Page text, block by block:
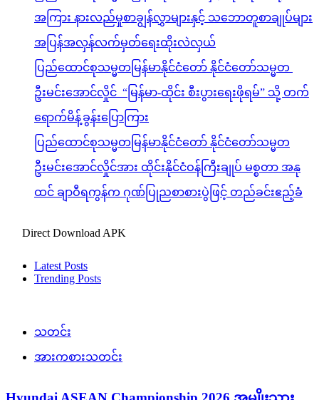
အကြား နားလည်မှုစာချွန်လွှာများနှင့် သဘောတူစာချုပ်များ
အပြန်အလှန်လက်မှတ်ရေးထိုးလဲလှယ်
ပြည်ထောင်စုသမ္မတမြန်မာနိုင်ငံတော် နိုင်ငံတော်သမ္မတ
ဦးမင်းအောင်လှိုင် “မြန်မာ-ထိုင်း စီးပွားရေးဖိုရမ်” သို့ တက်
ရောက်မိန့်ခွန်းပြောကြား
ပြည်ထောင်စုသမ္မတမြန်မာနိုင်ငံတော် နိုင်ငံတော်သမ္မတ
ဦးမင်းအောင်လှိုင်အား ထိုင်းနိုင်ငံဝန်ကြီးချုပ် မစ္စတာ အနု
ထင် ချာဝီရကွန်က ဂုဏ်ပြုညစာစားပွဲဖြင့် တည်ခင်းဧည့်ခံ
Direct Download APK
Latest Posts
Trending Posts
သတင်း
အားကစားသတင်း